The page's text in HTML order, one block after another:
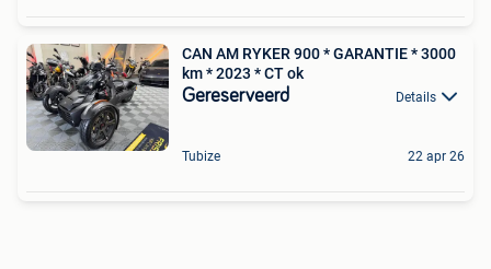
CAN AM RYKER 900 * GARANTIE * 3000
km * 2023 * CT ok
Gereserveerd Details
Tubize 22 apr 26